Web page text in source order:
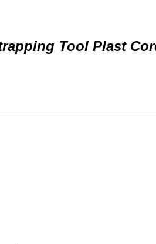
Tool Plast